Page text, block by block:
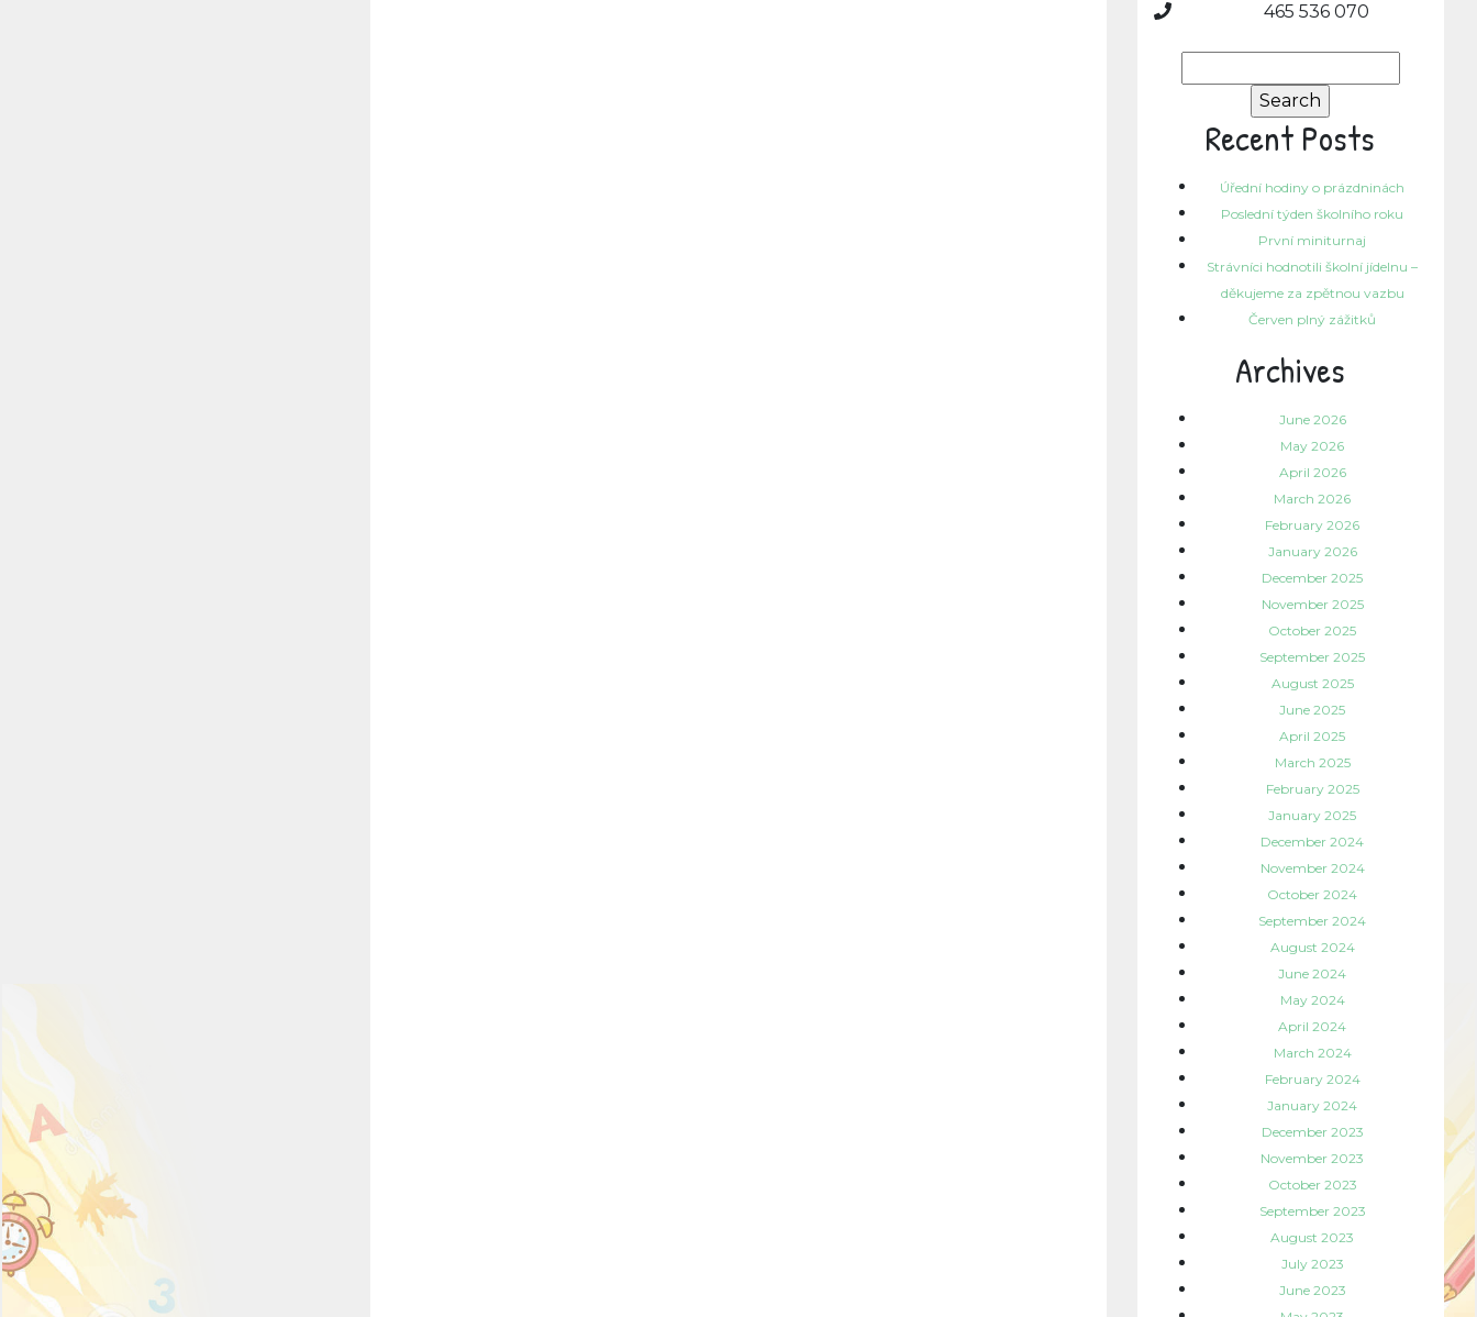
465 536 070
for:
Recent Posts
Úřední hodiny o prázdninách
Poslední týden školního roku
První miniturnaj
Strávníci hodnotili školní jídelnu –
děkujeme za zpětnou vazbu
Červen plný zážitků
Archives
June 2026
May 2026
April 2026
March 2026
February 2026
January 2026
December 2025
November 2025
October 2025
September 2025
August 2025
June 2025
April 2025
March 2025
February 2025
January 2025
December 2024
November 2024
October 2024
September 2024
August 2024
June 2024
May 2024
April 2024
March 2024
February 2024
January 2024
December 2023
November 2023
October 2023
September 2023
August 2023
July 2023
June 2023